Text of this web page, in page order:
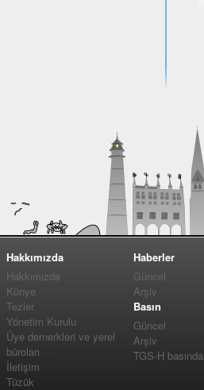
Hakkımızda
Hakkımızda
Künye
Tezler
Yönetim Kurulu
Üye dernerkleri ve yerel
büroları
İletişim
Tüzük
Haberler
Güncel
Arşiv
Basın
Güncel
Arşiv
TGS-H basında